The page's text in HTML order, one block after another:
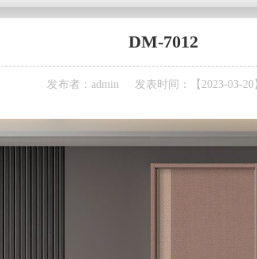
DM-7012
发布者：admin 发表时间：【2023-03-20